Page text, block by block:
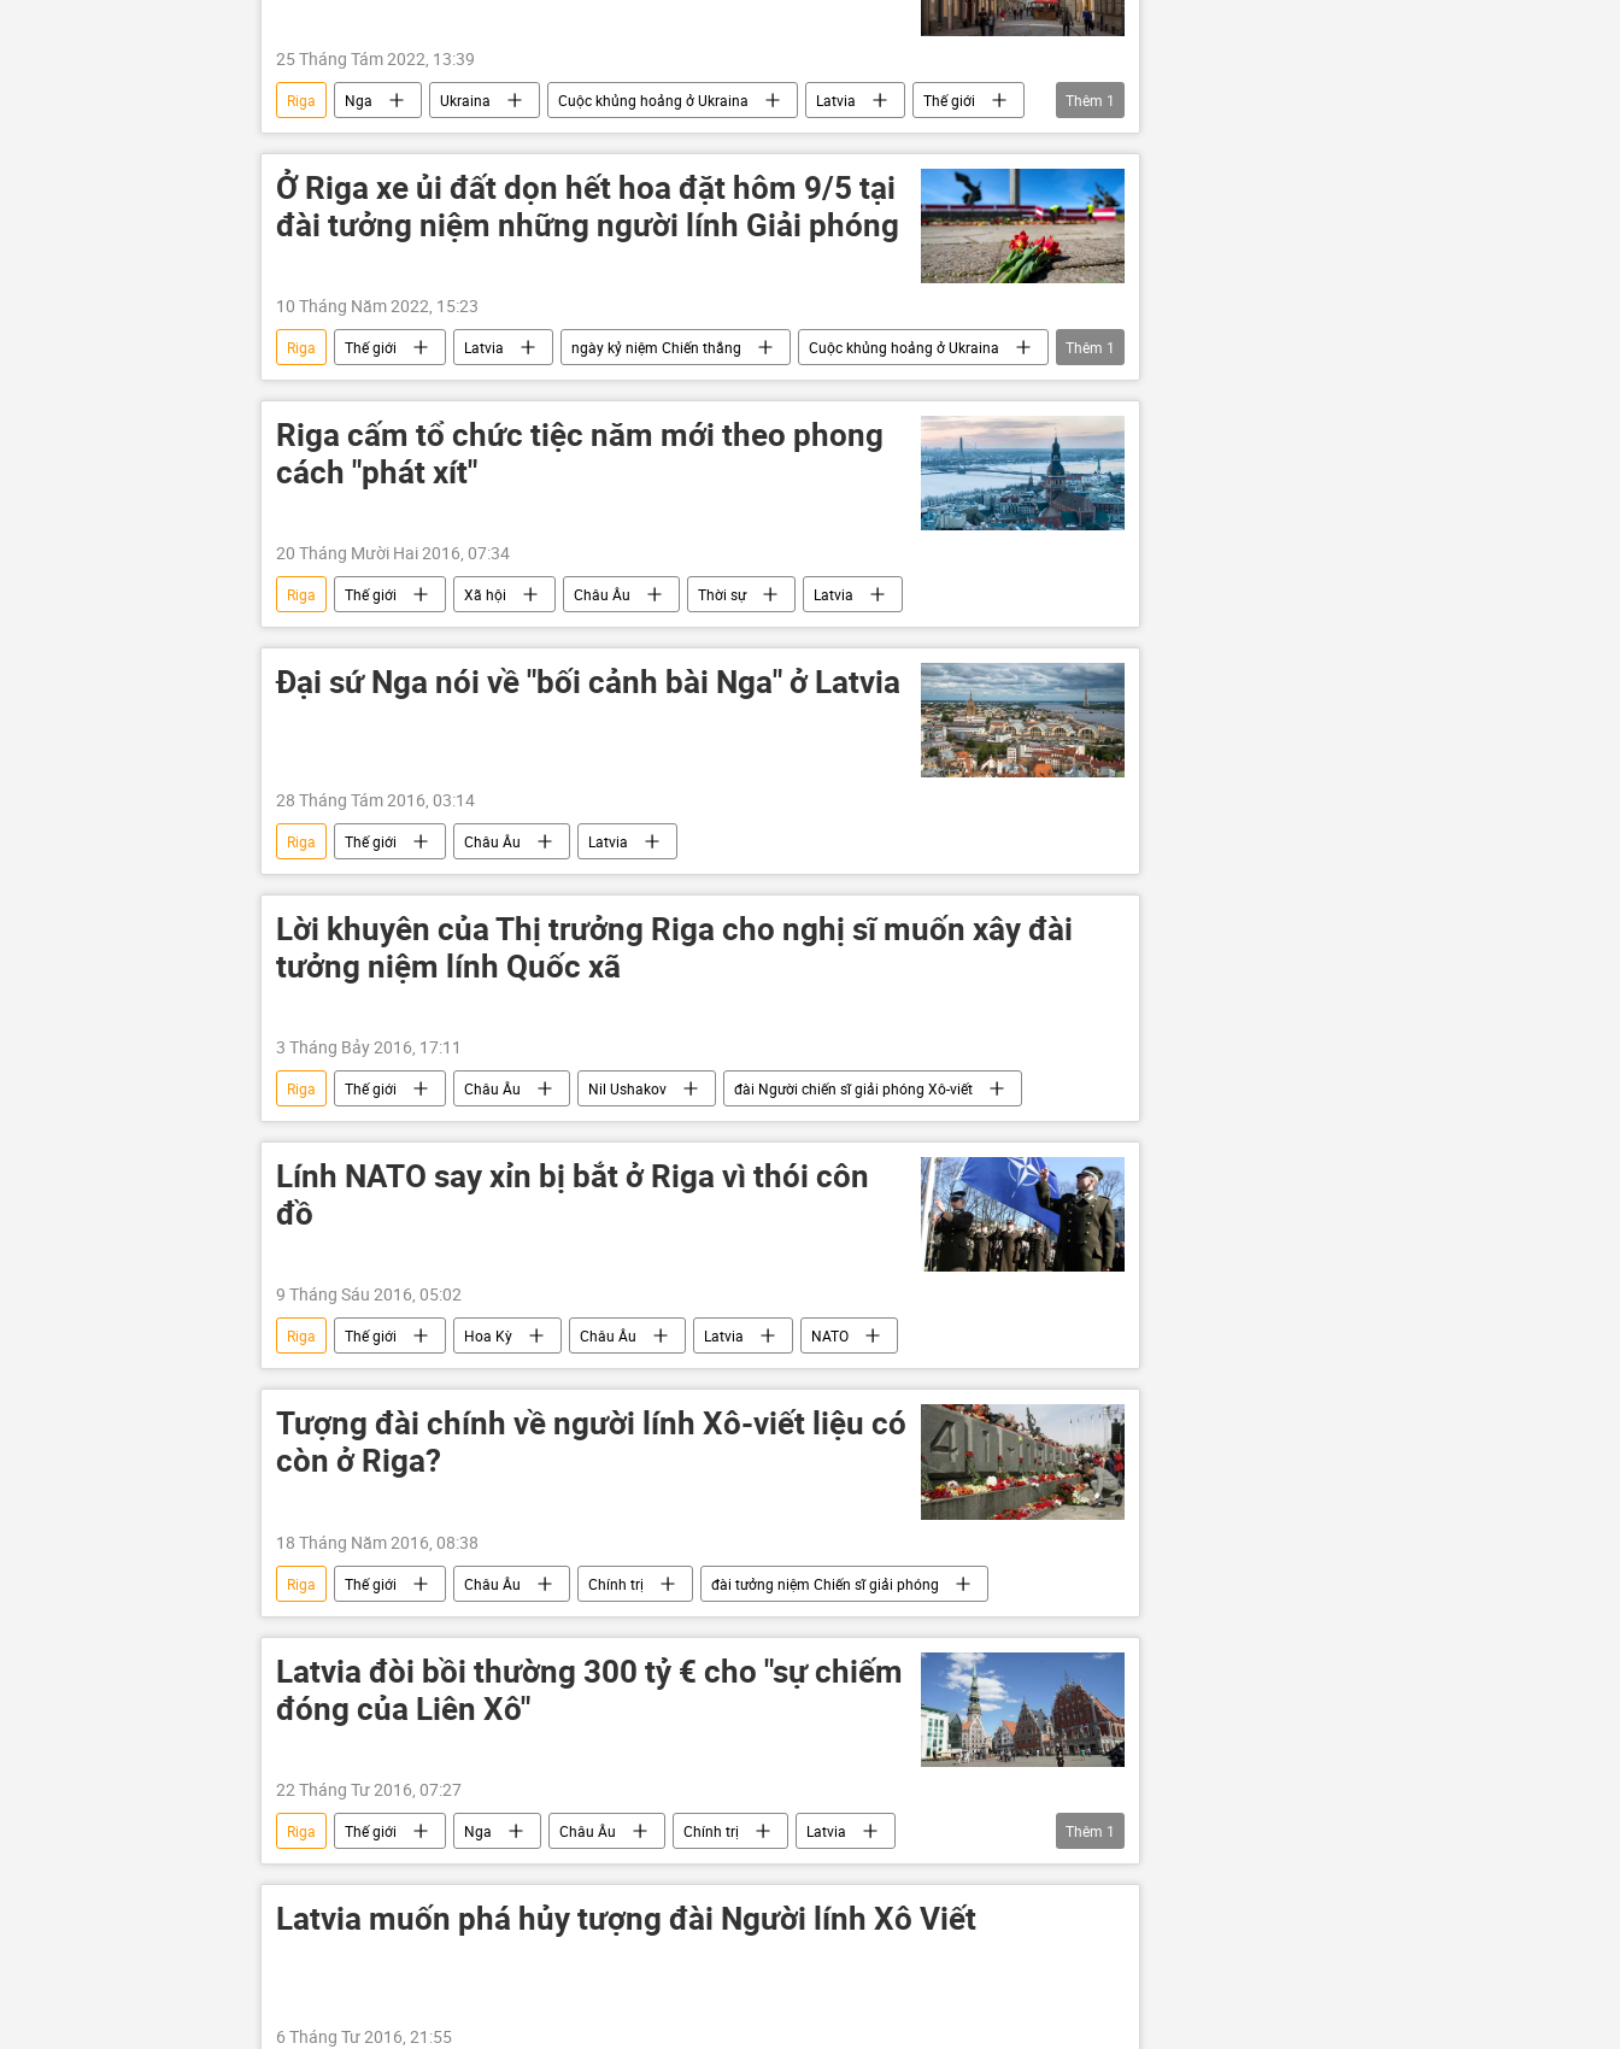
25 Tháng Tám 2022, 13:39
Riga Nga Ukraina Cuộc khủng hoảng ở Ukraina Latvia
Thế giới
Chính trị
Thêm 1
Ở Riga xe ủi đất dọn hết hoa đặt hôm 9/5 tại
đài tưởng niệm những người lính Giải phóng
10 Tháng Năm 2022, 15:23
Riga Thế giới Latvia ngày kỷ niệm Chiến thắng
Cuộc khủng hoảng ở Ukraina
xung đột
Thêm 1
Riga cấm tổ chức tiệc năm mới theo phong
cách "phát xít"
20 Tháng Mười Hai 2016, 07:34
Riga Thế giới Xã hội Châu Âu Thời sự Latvia
Đại sứ Nga nói về "bối cảnh bài Nga" ở Latvia
28 Tháng Tám 2016, 03:14
Riga Thế giới Châu Âu Latvia
Lời khuyên của Thị trưởng Riga cho nghị sĩ muốn xây đài
tưởng niệm lính Quốc xã
3 Tháng Bảy 2016, 17:11
Riga Thế giới Châu Âu Nil Ushakov đài Người chiến sĩ giải phóng Xô-viết
Lính NATO say xỉn bị bắt ở Riga vì thói côn
đồ
9 Tháng Sáu 2016, 05:02
Riga Thế giới Hoa Kỳ Châu Âu Latvia NATO
Tượng đài chính về người lính Xô-viết liệu có
còn ở Riga?
18 Tháng Năm 2016, 08:38
Riga Thế giới Châu Âu Chính trị đài tưởng niệm Chiến sĩ giải phóng
Latvia đòi bồi thường 300 tỷ € cho "sự chiếm
đóng của Liên Xô"
22 Tháng Tư 2016, 07:27
Riga Thế giới Nga Châu Âu Chính trị
Latvia
Liên bang Nga
Liên Xô
Thêm 1
Latvia muốn phá hủy tượng đài Người lính Xô Viết
6 Tháng Tư 2016, 21:55